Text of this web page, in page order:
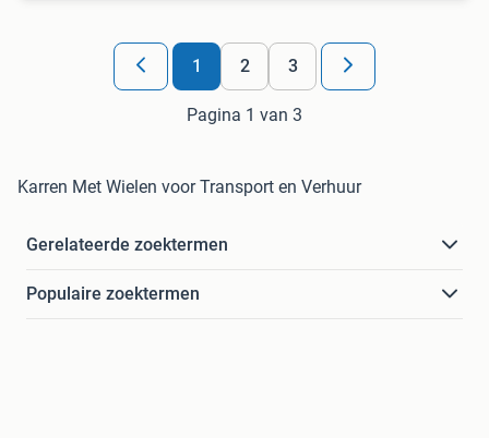
1 2 3
Pagina 1 van 3
Karren Met Wielen voor Transport en Verhuur
Gerelateerde zoektermen
Populaire zoektermen